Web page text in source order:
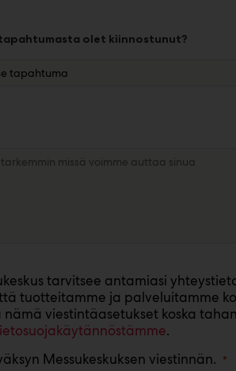
olet kiinnostunut?
tarvitsee antamiasi
tuotteitamme ja palveluitamme
nämä viestintäasetukset koska
.
Messukeskuksen viestinnän.